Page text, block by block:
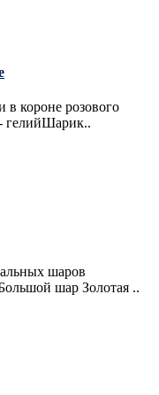
в короне розового
гелийШарик..
шаров
шар Золотая ..